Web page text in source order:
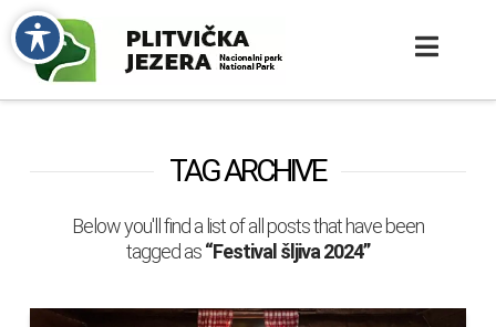
TAG ARCHIVE
Below you'll find a list of all posts that have been
tagged as“Festival šljiva 2024”